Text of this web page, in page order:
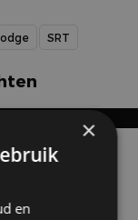
SRT
met
uit 2014
×
en